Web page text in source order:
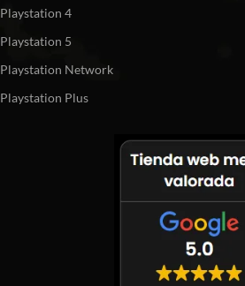
Playstation 4
Playstation 5
Playstation Network
Playstation Plus